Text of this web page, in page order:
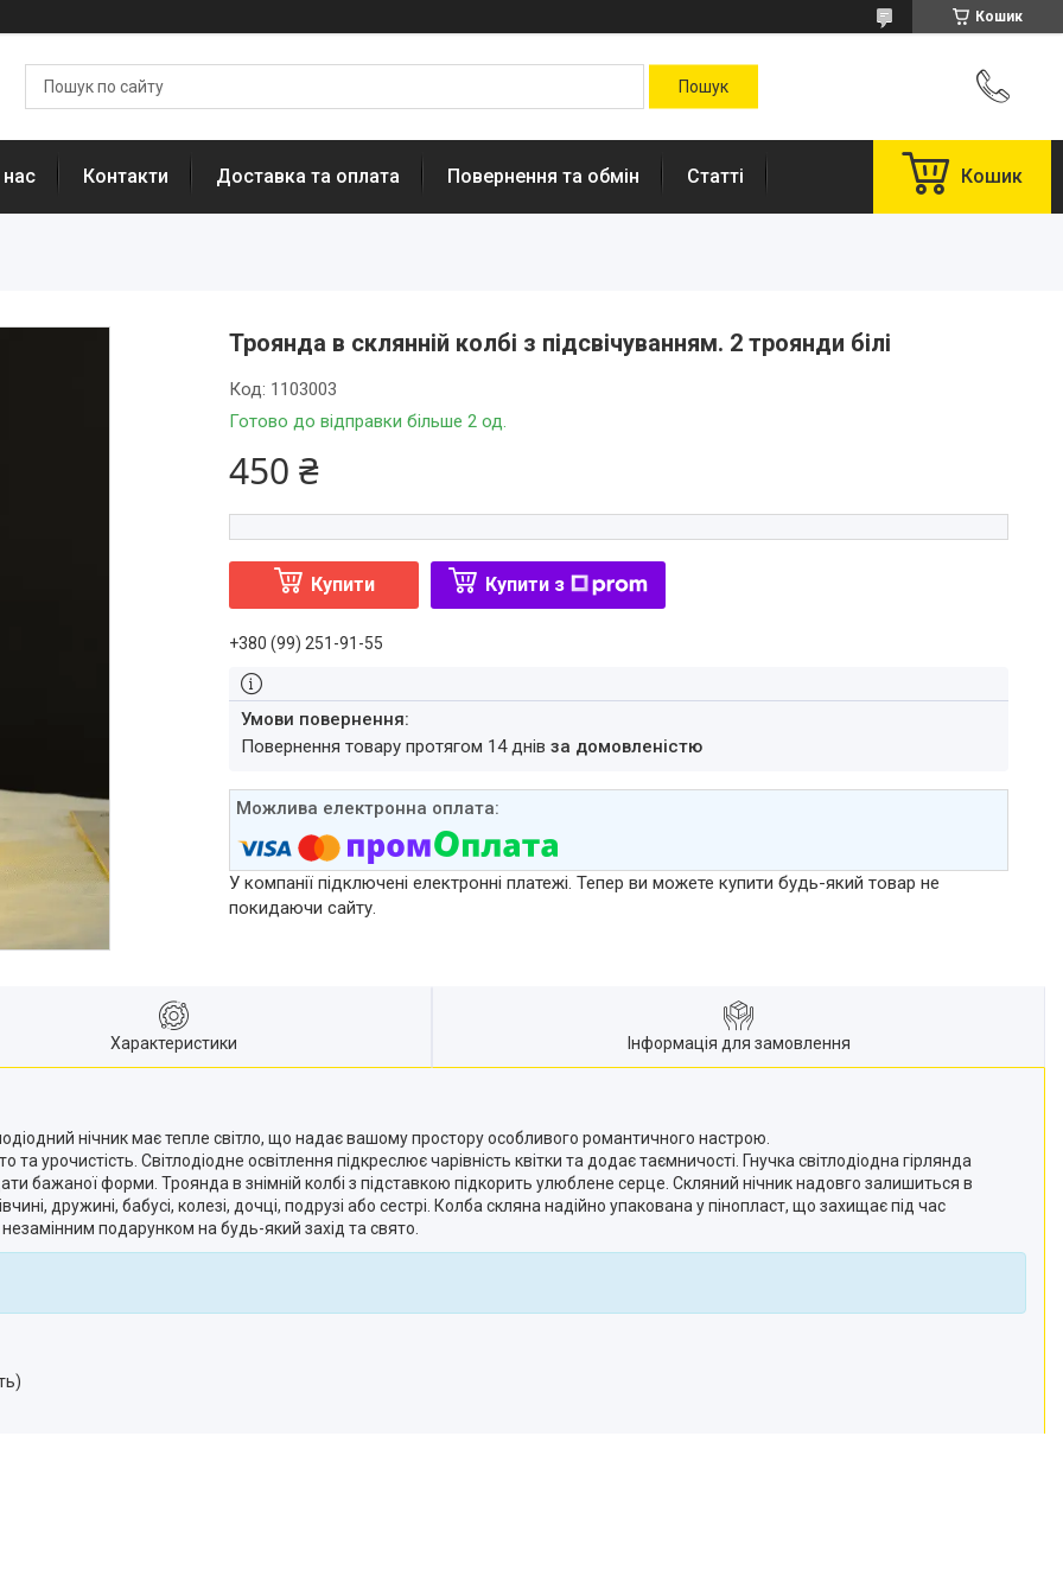
Кошик
Контакти Доставка та оплата Повернення та обмін Статті Кошик
Троянда в склянній колбі з підсвічуванням. 2 троянди білі
Готово до відправки більше 2 од.
Код: 1103003
450 ₴
Купити Купити з
+380 (99) 251-91-55
повернення товару протягом 14 днівза домовленістю
У компанії підключені електронні платежі. Тепер ви можете купити будь-який товар не
покидаючи сайту.
Характеристики Інформація для замовлення
нічник має тепле світло, що надає вашому простору особливого романтичного настрою.
урочистість. Світлодіодне освітлення підкреслює чарівність квітки та додає таємничості. Гнучка світлодіодна гірлянда
бажаної форми. Троянда в знімній колбі з підставкою підкорить улюблене серце. Скляний нічник надовго залишиться в
дружині, бабусі, колезі, дочці, подрузі або сестрі. Колба скляна надійно упакована у пінопласт, що захищає під час
подарунком на будь-який захід та свято.